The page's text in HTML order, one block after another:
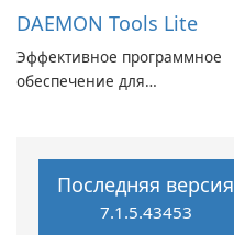
DAEMON Tools Lite
Эффективное программное
обеспечение для
Последняя версия
7.1.5.43453